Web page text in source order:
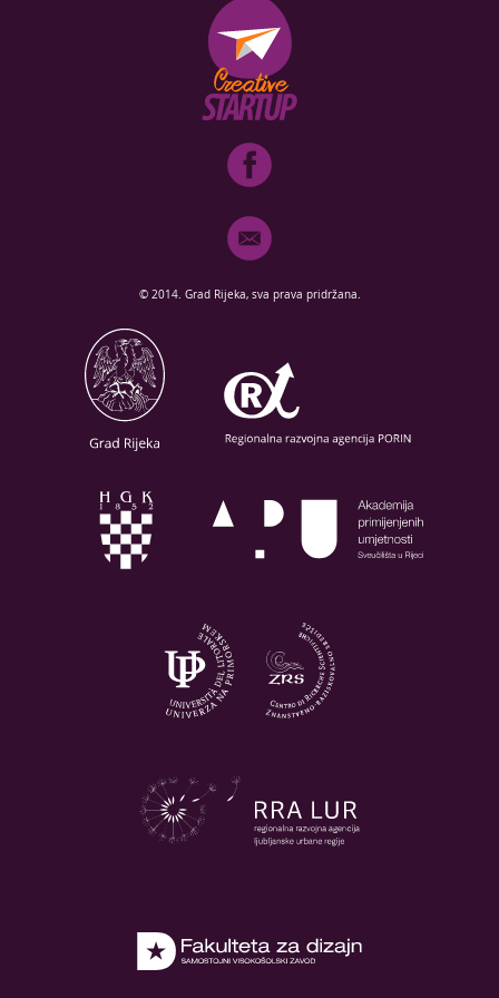
© 2014. Grad Rijeka, sva prava pridržana.